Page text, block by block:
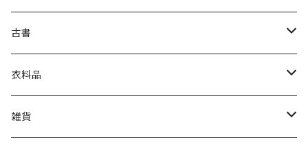
絵本・児童書
娯楽・エンターテインメント
古書
古書セット
美術
衣料品
POLEWARDS
雑貨